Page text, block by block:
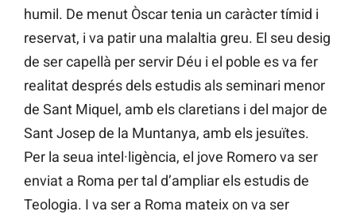
humil. De menut Òscar tenia un caràcter tímid i
reservat, i va patir una malaltia greu. El seu desig
de ser capellà per servir Déu i el poble es va fer
realitat després dels estudis als seminari menor
de Sant Miquel, amb els claretians i del major de
Sant Josep de la Muntanya, amb els jesuïtes.
Per la seua intel·ligència, el jove Romero va ser
enviat a Roma per tal d’ampliar els estudis de
Teologia. I va ser a Roma mateix on va ser